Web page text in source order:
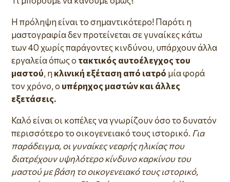
Η πρόληψη είναι το σημαντικότερο! Παρότι η
μαστογραφία δεν προτείνεται σε γυναίκες κάτω
των 40 χωρίς παράγοντες κινδύνου, υπάρχουν άλλα
εργαλεία όπως ο τακτικός αυτοέλεγχος του
μαστού, ηκλινική εξέταση από ιατρό μία φορά
τον χρόνο, ο υπέρηχος μαστών και άλλες
εξετάσεις.
Καλό είναι οι κοπέλες να γνωρίζουν όσο το δυνατόν
περισσότερο το οικογενειακό τους ιστορικό. Για
παράδειγμα, οι γυναίκες νεαρής ηλικίας που
διατρέχουν υψηλότερο κίνδυνο καρκίνου του
μαστού με βάση το οικογενειακό τους ιστορικό,